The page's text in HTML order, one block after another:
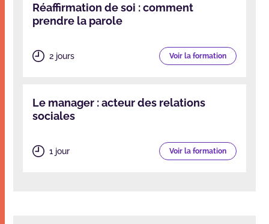
Réaffirmation de soi : comment
prendre la parole
2 jours Voir la formation
Le manager : acteur des relations
sociales
1 jour Voir la formation